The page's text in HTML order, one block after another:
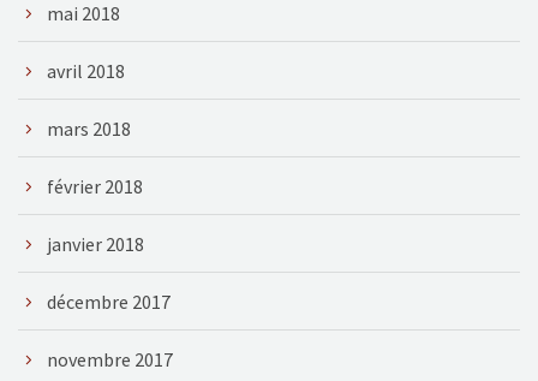
mai 2018
avril 2018
mars 2018
février 2018
janvier 2018
décembre 2017
novembre 2017